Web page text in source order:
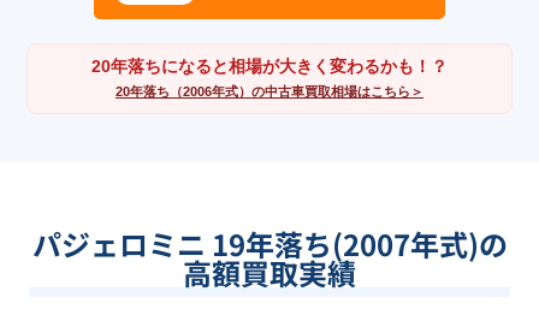
20年落ちになると相場が大きく変わるかも！？
20年落ち（2006年式）の中古車買取相場はこちら＞
パジェロミニ 19年落ち(2007年式)の
高額買取実績